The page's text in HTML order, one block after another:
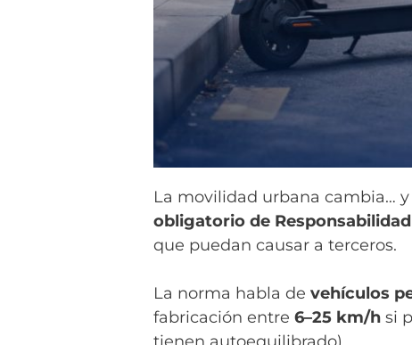
La movilidad urbana cambia…
obligatorio de
que puedan causar a terceros.
La norma habla de vehículos
fabricación entre 6–25 km/h si